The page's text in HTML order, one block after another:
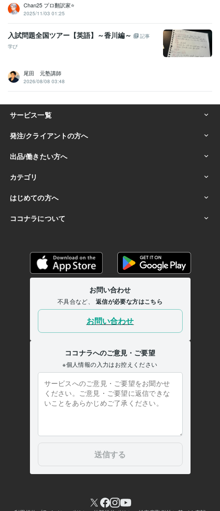
Chan25 プロ翻訳家⭐️
2025/11/03 01:25
入試問題全国ツアー【英語】～香川編～
記事
学び
尾田 元塾講師
2026/08/08 03:48